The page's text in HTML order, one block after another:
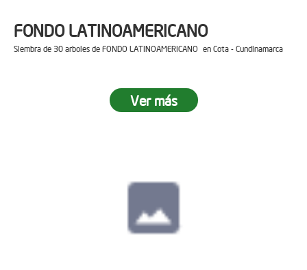
FONDO LATINOAMERICANO
Siembra de 30 arboles de FONDO LATINOAMERICANO en Cota - Cundinamarca
Ver más